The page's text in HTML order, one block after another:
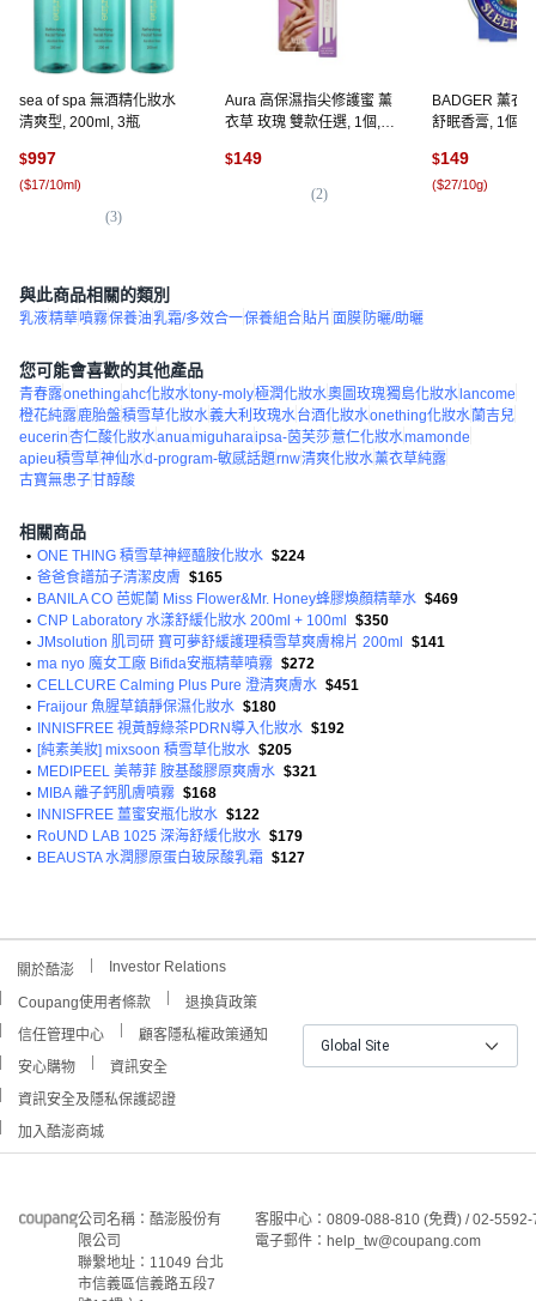
sea of spa 無酒精化妝水
清爽型, 200ml, 3瓶
$997
($17/10ml)
(3)
Aura 高保濕指尖修護蜜 薰
衣草 玫瑰 雙款任選, 1個,
$149
(2)
BADGER 薰衣
舒眠香膏, 1個,
$149
($27/10g)
與此商品相關的類別
乳液精華噴霧保養油乳霜/多效合一保養組合貼片 面膜 防曬/助曬
您可能會喜歡的其他產品
青春露onethingahc化妝水tony-moly極潤化妝水奧圖玫瑰獨島化妝水 lancome
橙花純露鹿胎盤積雪草化妝水義大利玫瑰水台酒化妝水onething化妝水蘭吉兒
eucerin杏仁酸化妝水anuamiguharaipsa-茵芙莎薏仁化妝水mamonde
apieu積雪草神仙水d-program-敏感話題rnw清爽化妝水薰衣草純露
古寶無患子甘醇酸
相關商品
• ONE THING 積雪草神經醯胺化妝水 $224
• 爸爸食譜茄子清潔皮膚 $165
• BANILA CO 芭妮蘭 Miss Flower&Mr. Honey蜂膠煥顏精華水 $469
• CNP Laboratory 水漾舒緩化妝水 200ml + 100ml
$350
• JMsolution 肌司研 寶可夢舒緩護理積雪草爽膚棉片 200ml
$141
• ma nyo 魔女工廠 Bifida安瓶精華噴霧 $272
• CELLCURE Calming Plus Pure 澄清爽膚水 $451
• Fraijour 魚腥草鎮靜保濕化妝水 $180
•
INNISFREE 視黃醇綠茶PDRN導入化妝水 $192
• [純素美妝] mixsoon 積雪草化妝水 $205
• MEDIPEEL 美蒂菲 胺基酸膠原爽膚水 $321
• MIBA 離子鈣肌膚噴霧 $168
•
INNISFREE 薑蜜安瓶化妝水 $122
• RoUND LAB 1025 深海舒緩化妝水 $179
• BEAUSTA 水潤膠原蛋白玻尿酸乳霜 $127
關於酷澎 Investor Relations
Coupang使用者條款
退換貨政策
信任管理中心
顧客隱私權政策通知
安心購物
資訊安全
資訊安全及隱私保護認證
加入酷澎商城
Global Site
公司名稱：酷澎股份有
限公司
聯繫地址：11049 台北
市信義區信義路五段7
客服中心：0809-088-810 (免費) / 02-
電子郵件：help_tw@coupang.com